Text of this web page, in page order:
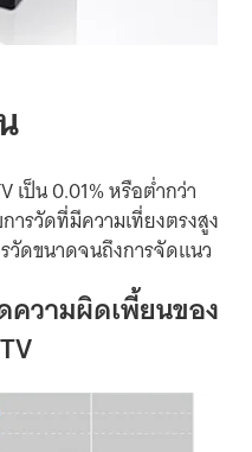
เป็น0.01%หรือต่ำกว่า
การวัดที่มีความเที่ยงตรงสูง
วัดขนาดจนถึงการจัดแนว
ความผิดเพี้ยนของ
TV